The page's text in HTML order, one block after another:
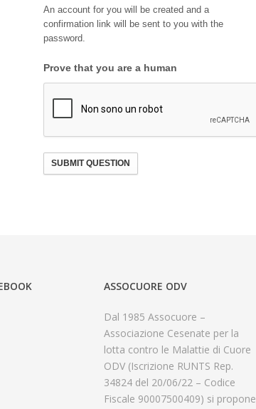
An account for you will be created and a
confirmation link will be sent to you with the
password.
Prove that you are a human
SUBMIT QUESTION
ASSOCUORE ODV
Dal 1985 Assocuore –
Associazione Cesenate per la
lotta contro le Malattie di Cuore
ODV (Iscrizione RUNTS Rep.
34824 del 20/06/22 – Codice
Fiscale 90007500409) si propone